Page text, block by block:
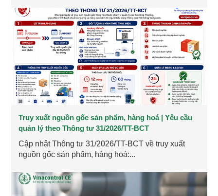
Truy xuất nguồn gốc sản phẩm, hàng hoá | Yêu cầu
quản lý theo Thông tư 31/2026/TT-BCT
Cập nhật Thông tư 31/2026/TT-BCT về truy xuất
nguồn gốc sản phẩm, hàng hoá:...